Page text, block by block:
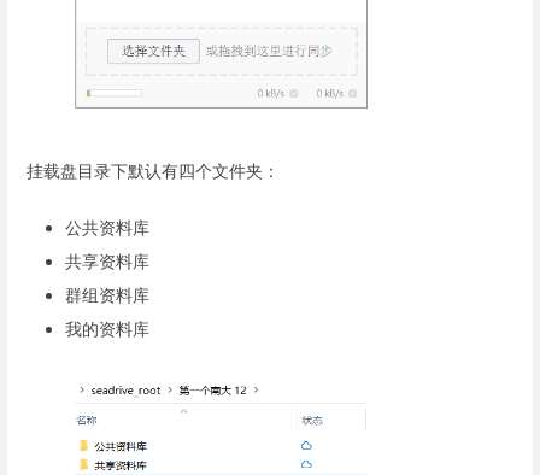
挂载盘目录下默认有四个文件夹：
公共资料库
共享资料库
群组资料库
我的资料库